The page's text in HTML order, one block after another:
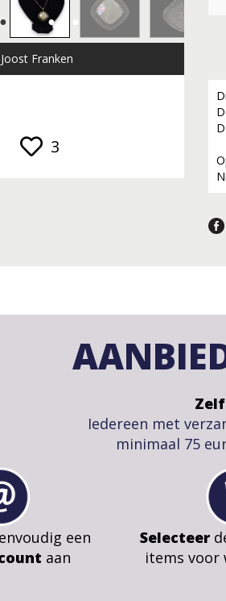
Joost Franken
3
Iedereen met
minimaal 75
een
aan
Selecteer
items voor